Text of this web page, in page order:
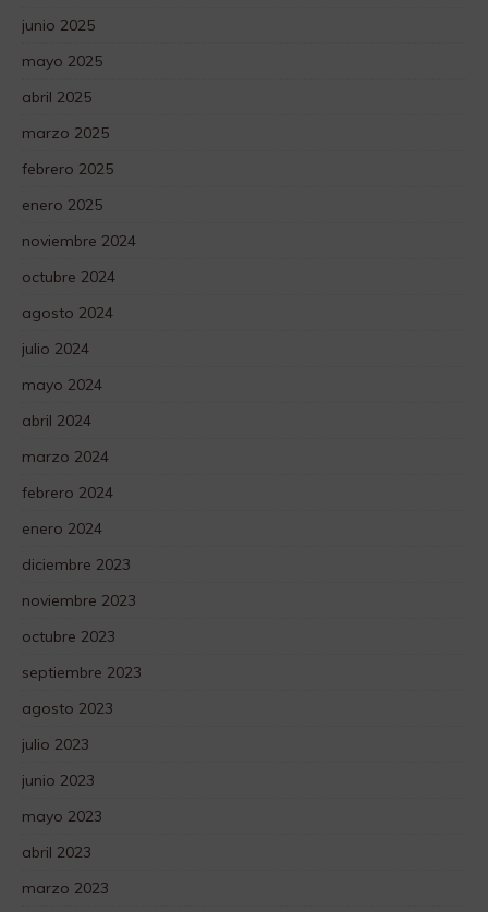
junio 2025
mayo 2025
abril 2025
marzo 2025
febrero 2025
enero 2025
noviembre 2024
octubre 2024
agosto 2024
julio 2024
mayo 2024
abril 2024
marzo 2024
febrero 2024
enero 2024
diciembre 2023
noviembre 2023
octubre 2023
septiembre 2023
agosto 2023
julio 2023
junio 2023
mayo 2023
abril 2023
marzo 2023